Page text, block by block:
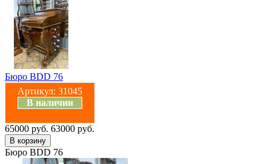
Бюро BDD 76
Артикул: 31045
В наличии
65000 руб. 63000 руб.
Бюро BDD 76